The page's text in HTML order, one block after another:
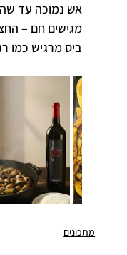
אש נמוכה עד
מגישים חם –
ביס מרגיש כמו
מתכונים